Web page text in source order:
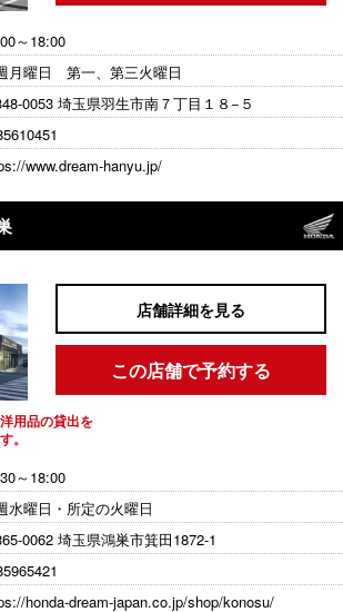
～18:00
月曜日 第一、第三火曜日
0053 埼玉県羽生市南７丁目１８−５
www.dream-hanyu.jp/
店舗詳細を見る
この店舗で予約する
用品の貸出を
。
～18:00
水曜日・所定の火曜日
0062 埼玉県鴻巣市箕田1872-1
honda-dream-japan.co.jp/shop/konosu/